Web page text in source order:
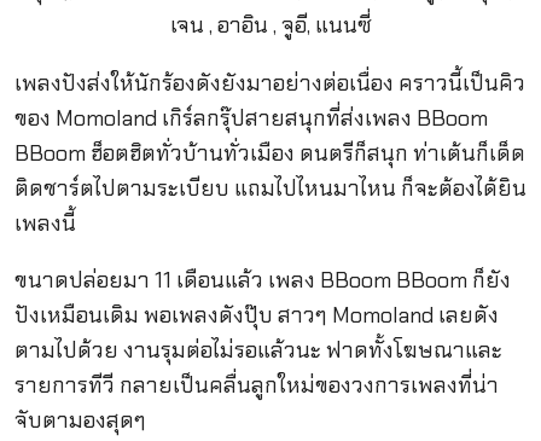
เพลงปังส่งให้นักร้องดังยังมาอย่างต่อเนื่อง คราวนี้เป็นคิว
ของ Momoland เกิร์ลกรุ๊ปสายสนุกที่ส่งเพลง BBoom
BBoom ฮ็อตฮิตทั่วบ้านทั่วเมือง ดนตรีก็สนุก ท่าเต้นก็เด็ด
ติดชาร์ตไปตามระเบียบ แถมไปไหนมาไหน ก็จะต้องได้ยิน
เพลงนี้
ขนาดปล่อยมา 11 เดือนแล้ว เพลง BBoom BBoom ก็ยัง
ปังเหมือนเดิม พอเพลงดังปุ๊บ สาวๆ Momoland เลยดัง
ตามไปด้วย งานรุมต่อไม่รอแล้วนะ ฟาดทั้งโฆษณาและ
รายการทีวี กลายเป็นคลื่นลูกใหม่ของวงการเพลงที่น่า
จับตามองสุดๆ